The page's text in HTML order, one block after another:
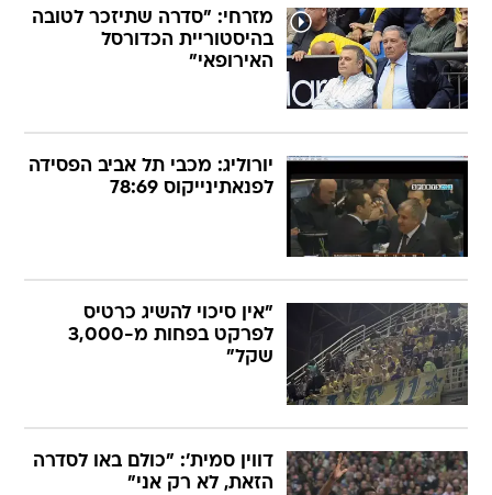
מזרחי: "סדרה שתיזכר לטובה
בהיסטוריית הכדורסל
האירופאי"
יורוליג: מכבי תל אביב הפסידה
לפנאתינייקוס 78:69
"אין סיכוי להשיג כרטיס
לפרקט בפחות מ-3,000
שקל"
דווין סמית': "כולם באו לסדרה
הזאת, לא רק אני"